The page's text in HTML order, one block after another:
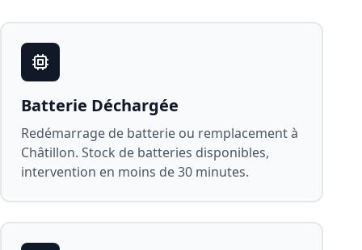
Batterie Déchargée
Redémarrage de batterie ou remplacement à
Châtillon. Stock de batteries disponibles,
intervention en moins de 30 minutes.